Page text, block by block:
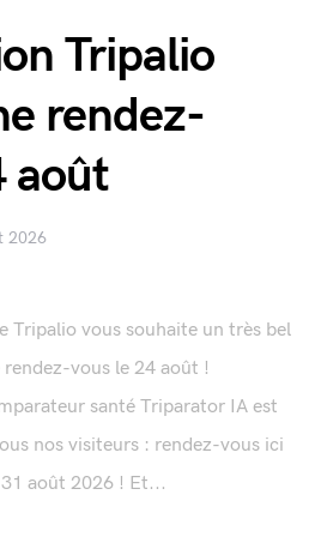
Tripalio
rendez-
août
2026
Tripalio vous souhaite un très bel
vous le 24 août !
santé Triparator IA est
nos visiteurs : rendez-vous ici
août 2026 ! Et...